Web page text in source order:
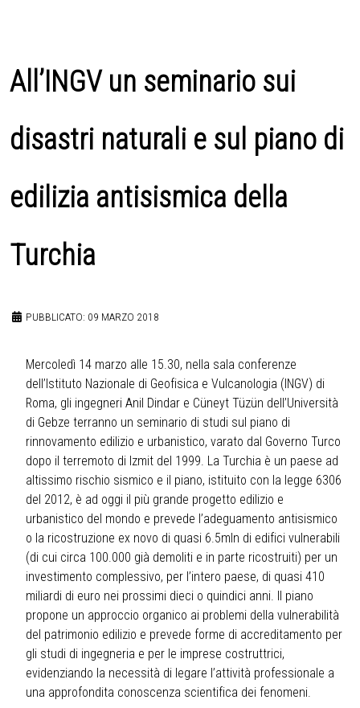
All’INGV un seminario sui
disastri naturali e sul piano di
edilizia antisismica della
Turchia
PUBBLICATO: 09 MARZO 2018
Mercoledì 14 marzo alle 15.30, nella sala conferenze
dell’Istituto Nazionale di Geofisica e Vulcanologia (INGV) di
Roma, gli ingegneri Anil Dindar e Cüneyt Tüzün dell’Università
di Gebze terranno un seminario di studi sul piano di
rinnovamento edilizio e urbanistico, varato dal Governo Turco
dopo il terremoto di Izmit del 1999. La Turchia è un paese ad
altissimo rischio sismico e il piano, istituito con la legge 6306
del 2012, è ad oggi il più grande progetto edilizio e
urbanistico del mondo e prevede l’adeguamento antisismico
o la ricostruzione ex novo di quasi 6.5mln di edifici vulnerabili
(di cui circa 100.000 già demoliti e in parte ricostruiti) per un
investimento complessivo, per l’intero paese, di quasi 410
miliardi di euro nei prossimi dieci o quindici anni. Il piano
propone un approccio organico ai problemi della vulnerabilità
del patrimonio edilizio e prevede forme di accreditamento per
gli studi di ingegneria e per le imprese costruttrici,
evidenziando la necessità di legare l’attività professionale a
una approfondita conoscenza scientifica dei fenomeni.